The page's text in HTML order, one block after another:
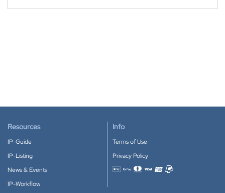
Resources
IP-Guide
IP-Listing
News & Events
IP-Workflow
Info
Terms of Use
Privacy Policy
Accepted payment methods